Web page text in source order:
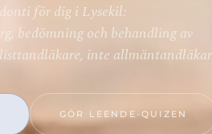
för dig i Lysekil:
bedömning och behandling av
inte
GÖR LEENDE-QUIZEN